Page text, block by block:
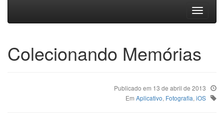
Menu
Colecionando Memórias
Publicado em 13 de abril de 2013
Em Aplicativo, Fotografia, iOS